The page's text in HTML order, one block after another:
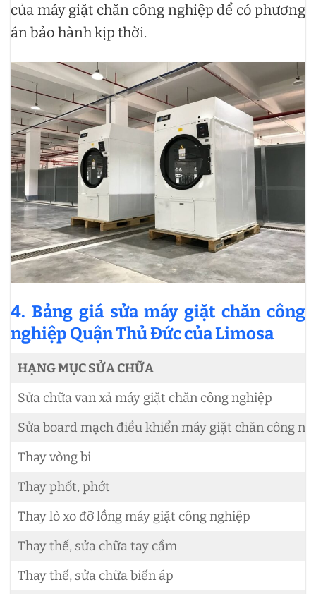
của máy giặt chăn công nghiệp để có phương
án bảo hành kịp thời.
4. Bảng giá sửa máy giặt chăn công
nghiệp Quận Thủ Đức của Limosa
HẠNG MỤC SỬA CHỮA
Sửa chữa van xả máy giặt chăn công nghiệp
Sửa board mạch điều khiển máy giặt chăn công
Thay vòng bi
Thay phốt, phớt
Thay lò xo đỡ lồng máy giặt công nghiệp
Thay thế, sửa chữa tay cầm
Thay thế, sửa chữa biến áp